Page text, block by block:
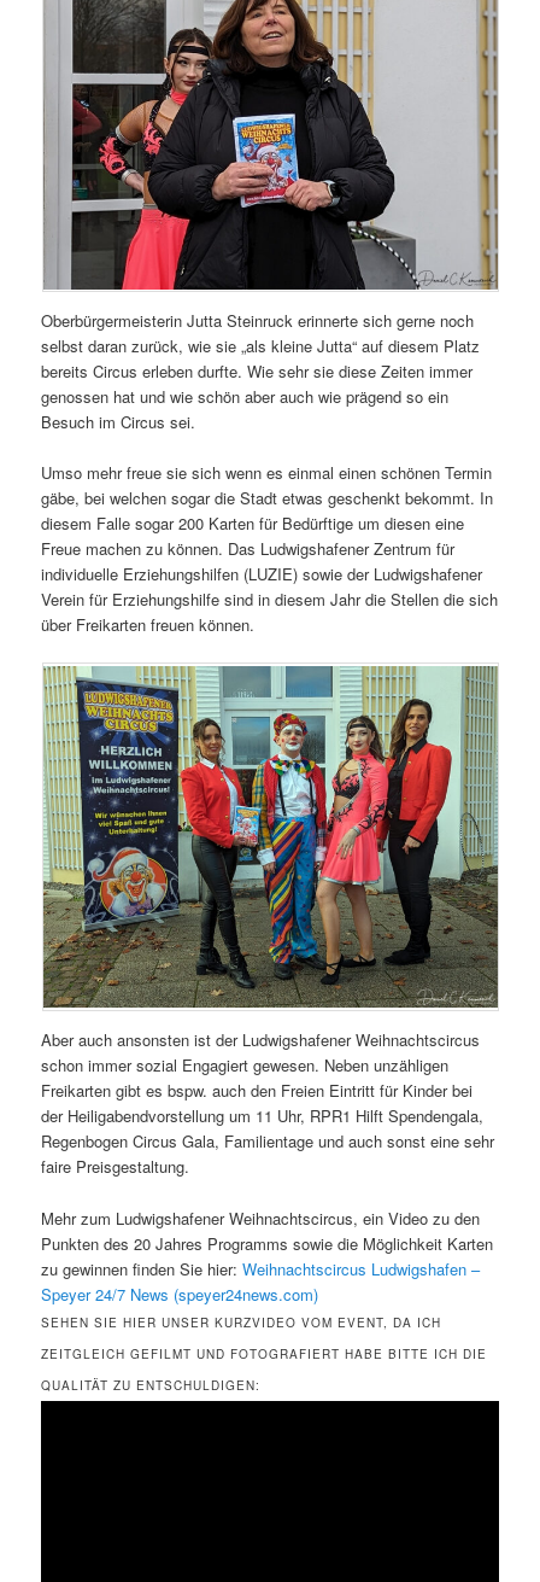
Oberbürgermeisterin Jutta Steinruck erinnerte sich gerne noch
selbst daran zurück, wie sie „als kleine Jutta“ auf diesem Platz
bereits Circus erleben durfte. Wie sehr sie diese Zeiten immer
genossen hat und wie schön aber auch wie prägend so ein
Besuch im Circus sei.
Umso mehr freue sie sich wenn es einmal einen schönen Termin
gäbe, bei welchen sogar die Stadt etwas geschenkt bekommt. In
diesem Falle sogar 200 Karten für Bedürftige um diesen eine
Freue machen zu können. Das Ludwigshafener Zentrum für
individuelle Erziehungshilfen (LUZIE) sowie der Ludwigshafener
Verein für Erziehungshilfe sind in diesem Jahr die Stellen die sich
über Freikarten freuen können.
Aber auch ansonsten ist der Ludwigshafener Weihnachtscircus
schon immer sozial Engagiert gewesen. Neben unzähligen
Freikarten gibt es bspw. auch den Freien Eintritt für Kinder bei
der Heiligabendvorstellung um 11 Uhr, RPR1 Hilft Spendengala,
Regenbogen Circus Gala, Familientage und auch sonst eine sehr
faire Preisgestaltung.
Mehr zum Ludwigshafener Weihnachtscircus, ein Video zu den
Punkten des 20 Jahres Programms sowie die Möglichkeit Karten
zu gewinnen finden Sie hier:Weihnachtscircus Ludwigshafen –
Speyer 24/7 News (speyer24news.com)
SEHEN SIE HIER UNSER KURZVIDEO VOM EVENT, DA ICH
ZEITGLEICH GEFILMT UND FOTOGRAFIERT HABE BITTE ICH DIE
QUALITÄT ZU ENTSCHULDIGEN: